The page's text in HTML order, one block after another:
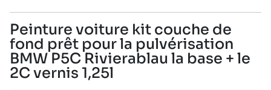
Peinture voiture kit couche de
fond prêt pour la pulvérisation
BMW P5C Rivierablau la base + le
2C vernis 1,25l